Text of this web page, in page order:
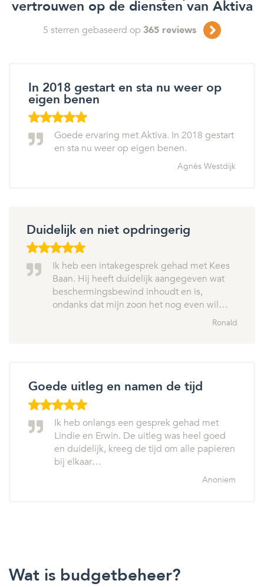
vertrouwen op de diensten van Aktiva
5 sterren gebaseerd op 365 reviews
In 2018 gestart en sta nu weer op
eigen benen
Goede ervaring met Aktiva. In 2018 gestart
en sta nu weer op eigen benen.
Agnès Westdijk
Duidelijk en niet opdringerig
Ik heb een intakegesprek gehad met Kees
Baan. Hij heeft duidelijk aangegeven wat
beschermingsbewind inhoudt en is,
ondanks dat mijn zoon het nog even wil…
Ronald
Goede uitleg en namen de tijd
Ik heb onlangs een gesprek gehad met
Lindie en Erwin. De uitleg was heel goed
en duidelijk, kreeg de tijd om alle papieren
bij elkaar…
Anoniem
Wat is budgetbeheer?